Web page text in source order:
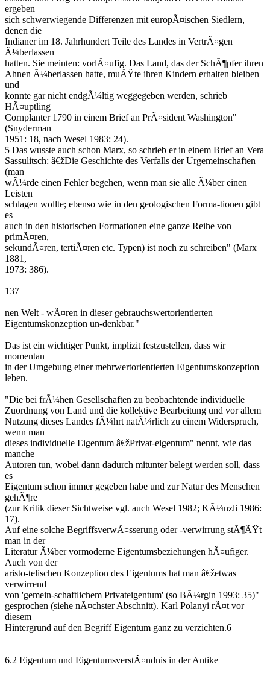
ergeben
sich schwerwiegende Differenzen mit europÃ¤ischen Siedlern,
denen die
Indianer im 18. Jahrhundert Teile des Landes in VertrÃ¤gen
Ã¼berlassen
hatten. Sie meinten: vorlÃ¤ufig. Das Land, das der SchÃ¶pfer ihren
Ahnen Ã¼berlassen hatte, muÃŸte ihren Kindern erhalten bleiben
und
konnte gar nicht endgÃ¼ltig weggegeben werden, schrieb
HÃ¤uptling
Cornplanter 1790 in einem Brief an PrÃ¤sident Washington"
(Snyderman
1951: 18, nach Wesel 1983: 24).
5 Das wusste auch schon Marx, so schrieb er in einem Brief an Vera
Sassulitsch: â€žDie Geschichte des Verfalls der Urgemeinschaften
(man
wÃ¼rde einen Fehler begehen, wenn man sie alle Ã¼ber einen
Leisten
schlagen wollte; ebenso wie in den geologischen Forma-tionen gibt
es
auch in den historischen Formationen eine ganze Reihe von
primÃ¤ren,
sekundÃ¤ren, tertiÃ¤ren etc. Typen) ist noch zu schreiben" (Marx
1881,
1973: 386).
137
nen Welt - wÃ¤ren in dieser gebrauchswertorientierten
Eigentumskonzeption un-denkbar."
Das ist ein wichtiger Punkt, implizit festzustellen, dass wir
momentan
in der Umgebung einer mehrwertorientierten Eigentumskonzeption
leben.
"Die bei frÃ¼hen Gesellschaften zu beobachtende individuelle
Zuordnung von Land und die kollektive Bearbeitung und vor allem
Nutzung dieses Landes fÃ¼hrt natÃ¼rlich zu einem Widerspruch,
wenn man
dieses individuelle Eigentum â€žPrivat-eigentum" nennt, wie das
manche
Autoren tun, wobei dann dadurch mitunter belegt werden soll, dass
es
Eigentum schon immer gegeben habe und zur Natur des Menschen
gehÃ¶re
(zur Kritik dieser Sichtweise vgl. auch Wesel 1982; KÃ¼nzli 1986:
17).
Auf eine solche BegriffsverwÃ¤sserung oder -verwirrung stÃ¶ÃŸt
man in der
Literatur Ã¼ber vormoderne Eigentumsbeziehungen hÃ¤ufiger.
Auch von der
aristo-telischen Konzeption des Eigentums hat man â€žetwas
verwirrend
von 'gemein-schaftlichem Privateigentum' (so BÃ¼rgin 1993: 35)"
gesprochen (siehe nÃ¤chster Abschnitt). Karl Polanyi rÃ¤t vor
diesem
Hintergrund auf den Begriff Eigentum ganz zu verzichten.6
6.2 Eigentum und EigentumsverstÃ¤ndnis in der Antike